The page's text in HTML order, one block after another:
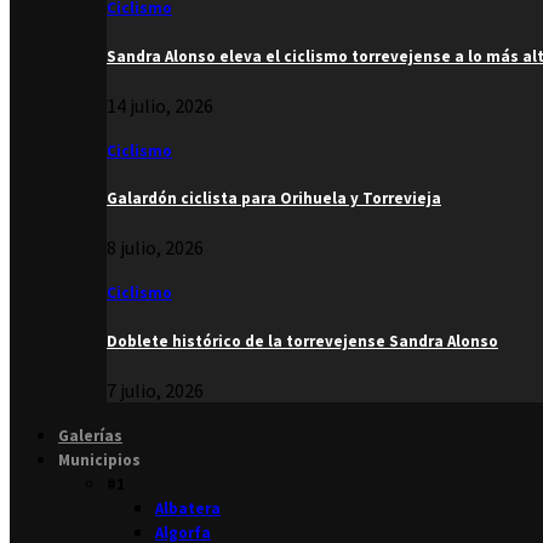
Ciclismo
Sandra Alonso eleva el ciclismo torrevejense a lo más
14 julio, 2026
Ciclismo
Galardón ciclista para Orihuela y Torrevieja
8 julio, 2026
Ciclismo
Doblete histórico de la torrevejense Sandra Alonso
7 julio, 2026
Galerías
Municipios
Albatera
Algorfa